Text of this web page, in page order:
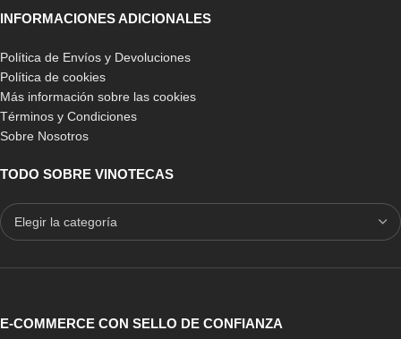
INFORMACIONES ADICIONALES
Política de Envíos y Devoluciones
Política de cookies
Más información sobre las cookies
Términos y Condiciones
Sobre Nosotros
TODO SOBRE VINOTECAS
E-COMMERCE CON SELLO DE CONFIANZA